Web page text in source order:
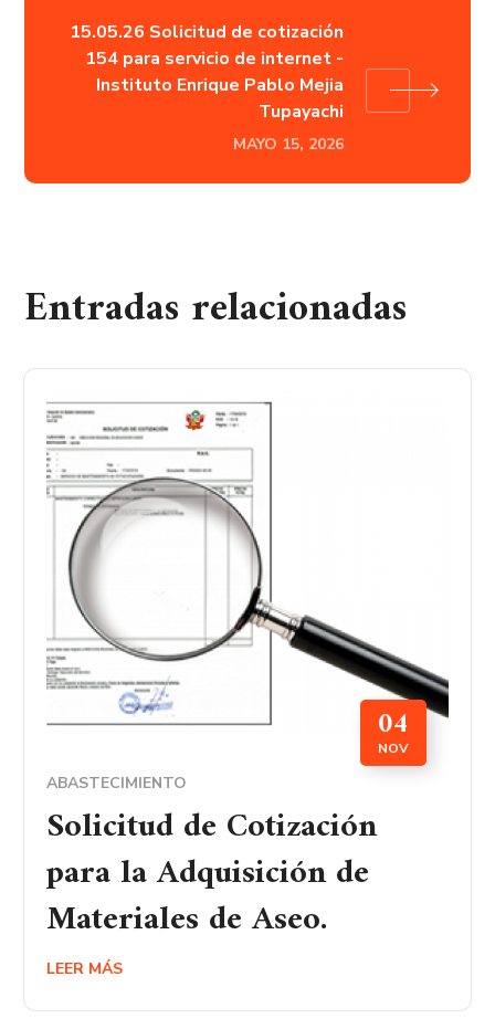
15.05.26 Solicitud de cotización
154 para servicio de internet -
Instituto Enrique Pablo Mejia
Tupayachi
MAYO 15, 2026
Entradas relacionadas
04
NOV
ABASTECIMIENTO
Solicitud de Cotización
para la Adquisición de
Materiales de Aseo.
LEER MÁS